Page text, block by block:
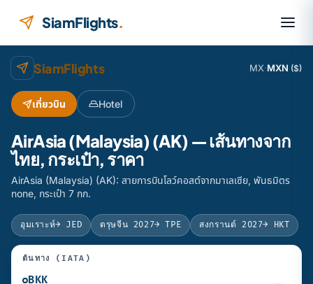
SiamFlights.
SiamFlights MX·MXN ($)
เที่ยวบิน Hotel
AirAsia (Malaysia) (AK) — เส้นทางจาก
ไทย, กระเป๋า, ราคา
AirAsia (Malaysia) (AK): สายการบินโลว์คอสต์จากมาเลเซีย, พันธมิตร
none, กระเป๋า 7 กก.
อุมเราะห์→ JED ตรุษจีน 2027→ TPE สงกรานต์ 2027→ HKT
ต้นทาง (IATA)